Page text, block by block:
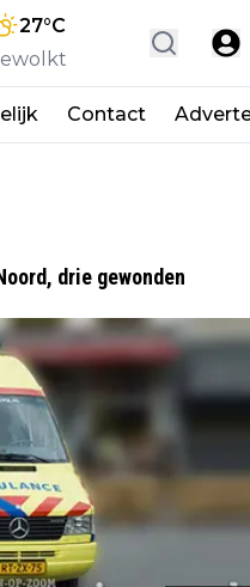
27°C
Contact
drie gewonden